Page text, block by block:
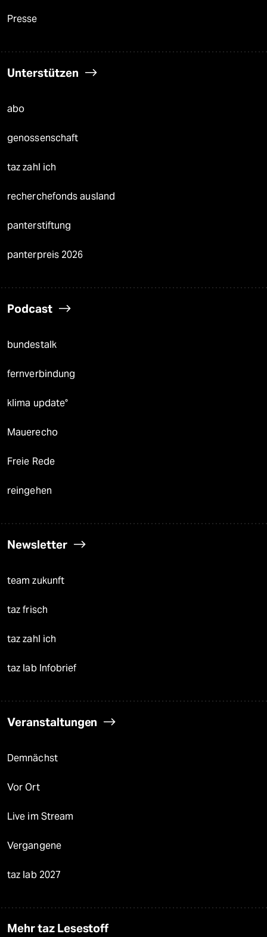
Presse
Unterstützen
abo
genossenschaft
taz zahl ich
recherchefonds ausland
panterstiftung
panterpreis 2026
Podcast
bundestalk
fernverbindung
klima update°
Mauerecho
Freie Rede
reingehen
Newsletter
team zukunft
taz frisch
taz zahl ich
taz lab Infobrief
Veranstaltungen
Demnächst
Vor Ort
Live im Stream
Vergangene
taz lab 2027
Mehr taz Lesestoff